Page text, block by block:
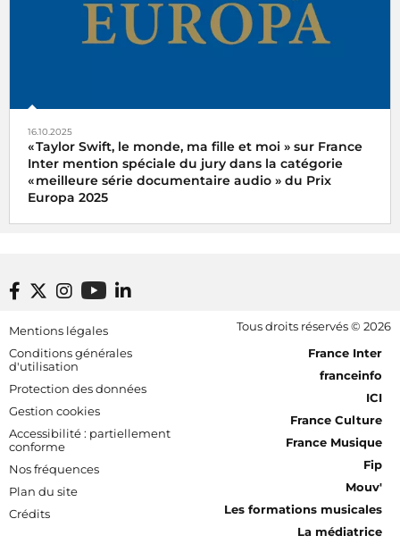
16.10.2025
« Taylor Swift, le monde, ma fille et moi » sur France
Inter mention spéciale du jury dans la catégorie
« meilleure série documentaire audio » du Prix
Europa 2025
Le podcast « Taylor Swift, le monde, ma fille et moi » de
Xavier Yvon a reçu la mention spéciale du jury dans la
Europa 2025
Footer bottom
Mentions légales
Conditions générales
d'utilisation
Protection des données
Gestion cookies
Accessibilité : partiellement
conforme
Nos fréquences
Plan du site
Crédits
Tous droits réservés © 2026
[RDF] Pied de page - Mobile
France Inter
franceinfo
ICI
France Culture
France Musique
Fip
Mouv'
Les formations musicales
La médiatrice